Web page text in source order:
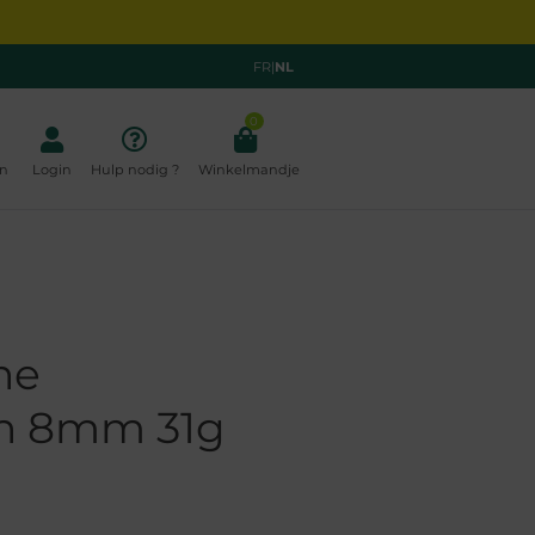
FR|NL
Login Hulp nodig ?
0
Winkelmandje
8mm 31g